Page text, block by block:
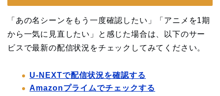
「あの名シーンをもう一度確認したい」「アニメを1期
から一気に見直したい」と感じた場合は、以下のサー
ビスで最新の配信状況をチェックしてみてください。
U-NEXTで配信状況を確認する
Amazonプライムでチェックする